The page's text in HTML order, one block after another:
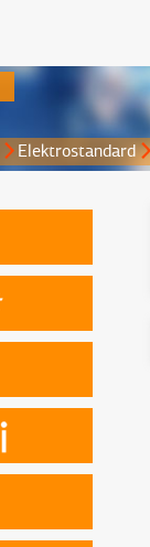
Elektrostandard